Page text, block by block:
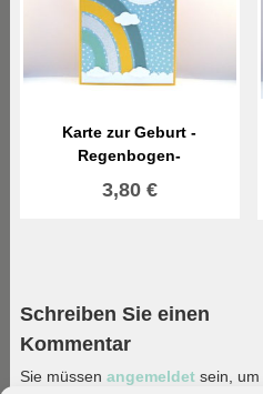
Karte zur Geburt -
Regenbogen-
3,80 €
Schreiben Sie einen
Kommentar
Sie müssen angemeldetsein, um